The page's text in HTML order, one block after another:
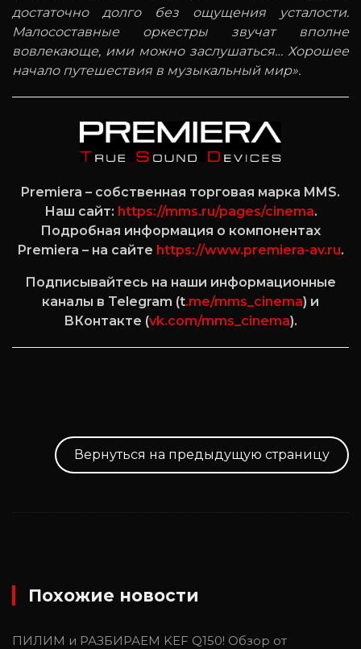
достаточно долго без ощущения усталости.
Малосоставные оркестры звучат вполне
вовлекающе, ими можно заслушаться… Хорошее
начало путешествия в музыкальный мир».
Premiera – собственная торговая марка MMS.
Наш сайт: https://mms.ru/pages/cinema.
Подробная информация о компонентах
Premiera – на сайте https://www.premiera-av.ru.
Подписывайтесь на наши информационные
каналы в Telegram (t.me/mms_cinema) и
ВКонтакте (vk.com/mms_cinema).
Вернуться на предыдущую страницу
Похожие новости
ПИЛИМ и РАЗБИРАЕМ KEF Q150! Обзор от